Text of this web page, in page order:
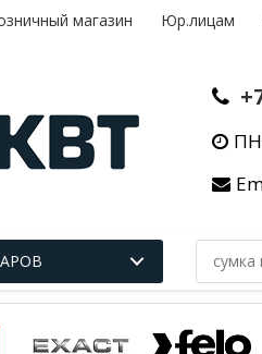
магазин Юр.лицам